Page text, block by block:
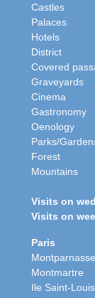
Castles
Palaces
Hotels
District
Covered
Graveyards
Cinema
Gastronomy
Oenology
Parks/
Forest
Mountains
Visits on
Visits on
Paris
Montparnasse
Montmartre
Ile Saint-Louis